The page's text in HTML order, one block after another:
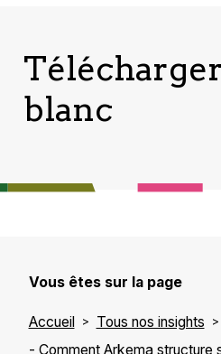
blanc
Vous êtes sur la page
Accueil Tous nos insights
- Comment Arkema structure